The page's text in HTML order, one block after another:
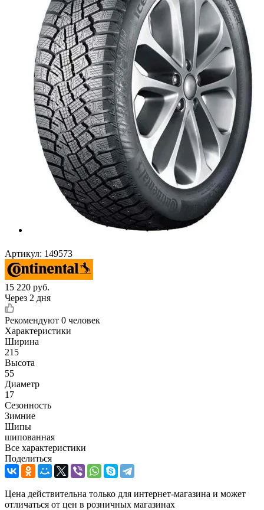
Артикул: 149573
15 220 руб.
Через 2 дня
Рекомендуют 0 человек
Характеристики
Ширина
215
Высота
55
Диаметр
17
Сезонность
Зимние
Шипы
шипованная
Все характеристики
Поделиться
Цена действительна только для интернет-магазина и может
отличаться от цен в розничных магазинах